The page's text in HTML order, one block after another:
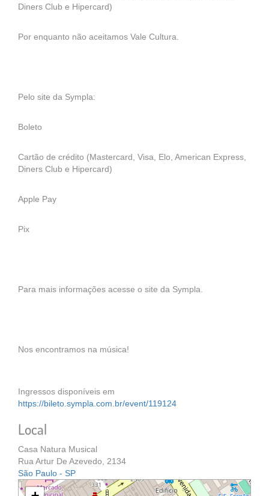
Diners Club e Hipercard)
Por enquanto não aceitamos Vale Cultura.
Pelo site da Sympla:
Boleto
Cartão de crédito (Mastercard, Visa, Elo, American Express,
Diners Club e Hipercard)
Apple Pay
Pix
Para mais informações acesse o site da Sympla.
Nos encontramos na música!
Ingressos disponíveis em
https://bileto.sympla.com.br/event/119124
Local
Casa Natura Musical
Rua Artur De Azevedo, 2134
São Paulo - SP